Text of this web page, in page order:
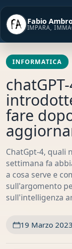
Vai
contenuto
Fabio
IMPARA,
INFORMATICA
fare
ChatGpt-4, quali
settimana fa
a cosa serve e
sull'argomento
sull'intelligenza
19 Marzo